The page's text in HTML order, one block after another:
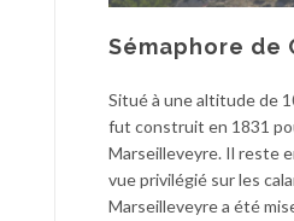
Sémaphore de
Situé à une altitude de
fut construit en 1831
Marseilleveyre. Il reste
vue privilégié sur les
Marseilleveyre a été